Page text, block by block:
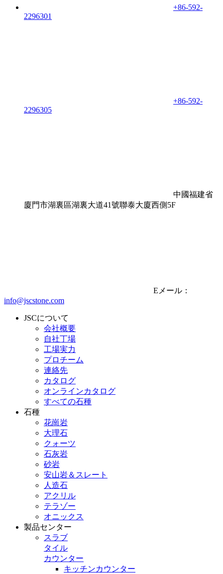
+86-592-
2296301
+86-592-
2296305
中國福建省
廈門市湖裏區湖裏大道41號聯泰大廈西側5F
Eメール：
info@jscstone.com
JSCについて
会社概要
自社丁場
工場実力
プロチーム
連絡先
カタログ
オンラインカタログ
すべての石種
石種
花崗岩
大理石
クォーツ
石灰岩
砂岩
安山岩＆スレート
人造石
アクリル
テラゾー
オニックス
製品センター
スラブ
タイル
カウンター
キッチンカウンター